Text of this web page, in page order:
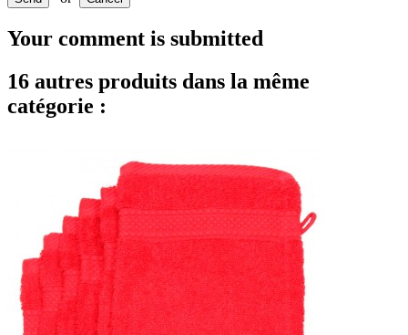
Your comment is submitted
16 autres produits dans la même
catégorie :